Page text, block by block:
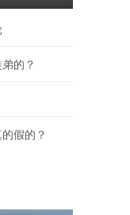
科技春晚新品全线涨
、手表、耳机全
的？
假的？